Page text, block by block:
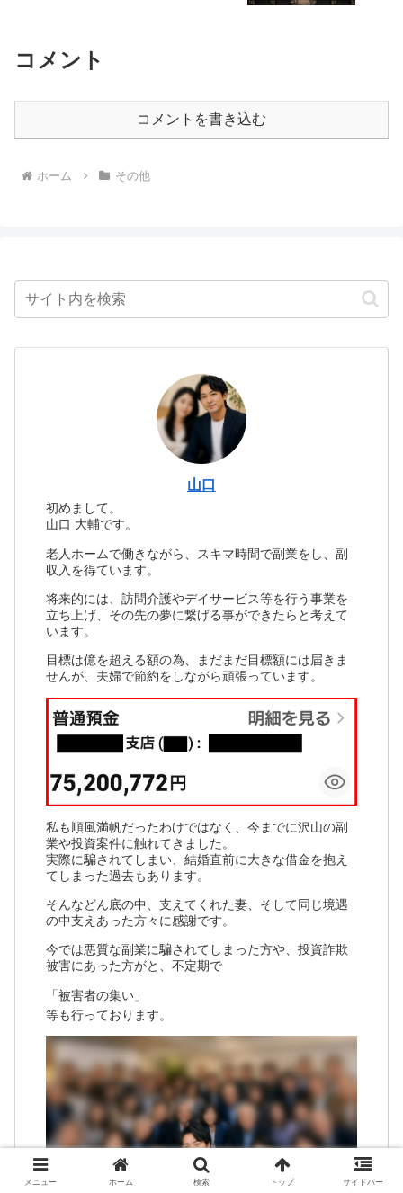
コメント
コメントを書き込む
ホーム その他
山口
初めまして。
山口 大輔です。
老人ホームで働きながら、スキマ時間で副業をし、副
収入を得ています。
将来的には、訪問介護やデイサービス等を行う事業を
立ち上げ、その先の夢に繋げる事ができたらと考えて
います。
目標は億を超える額の為、まだまだ目標額には届きま
せんが、夫婦で節約をしながら頑張っています。
私も順風満帆だったわけではなく、今までに沢山の副
業や投資案件に触れてきました。
実際に騙されてしまい、結婚直前に大きな借金を抱え
てしまった過去もあります。
そんなどん底の中、支えてくれた妻、そして同じ境遇
の中支えあった方々に感謝です。
今では悪質な副業に騙されてしまった方や、投資詐欺
被害にあった方がと、不定期で
「被害者の集い」
等も行っております。
メニュー ホーム 検索 トップ サイドバー